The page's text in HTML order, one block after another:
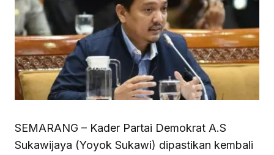
SEMARANG – Kader Partai Demokrat A.S
Sukawijaya (Yoyok Sukawi) dipastikan kembali